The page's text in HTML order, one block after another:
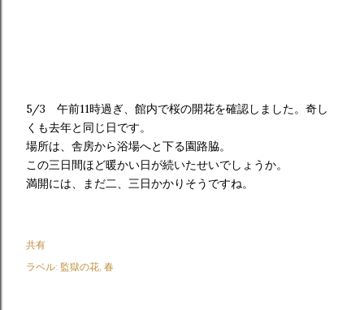
5/3 午前11時過ぎ、館内で桜の開花を確認しました。奇し
くも去年と同じ日です。
場所は、舎房から浴場へと下る園路脇。
この三日間ほど暖かい日が続いたせいでしょうか。
満開には、まだ二、三日かかりそうですね。
共有
ラベル: 監獄の花 春